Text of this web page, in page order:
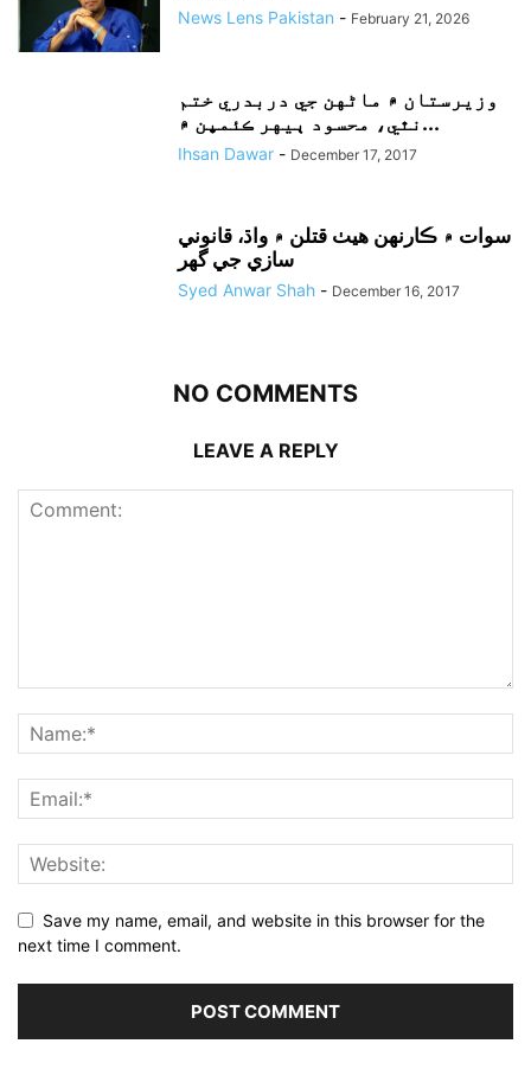
News Lens Pakistan - February 21, 2026
وزيرستان ۾ ماڻهن جي دربدري ختم
نٿي، محسود ٻيهر ڪئمپن ۾...
Ihsan Dawar - December 17, 2017
سوات ۾ ڪارنهن هيٺ قتلن ۾ واڌ، قانوني
سازي جي گهر
Syed Anwar Shah - December 16, 2017
NO COMMENTS
LEAVE A REPLY
Save my name, email, and website in this browser for the
next time I comment.